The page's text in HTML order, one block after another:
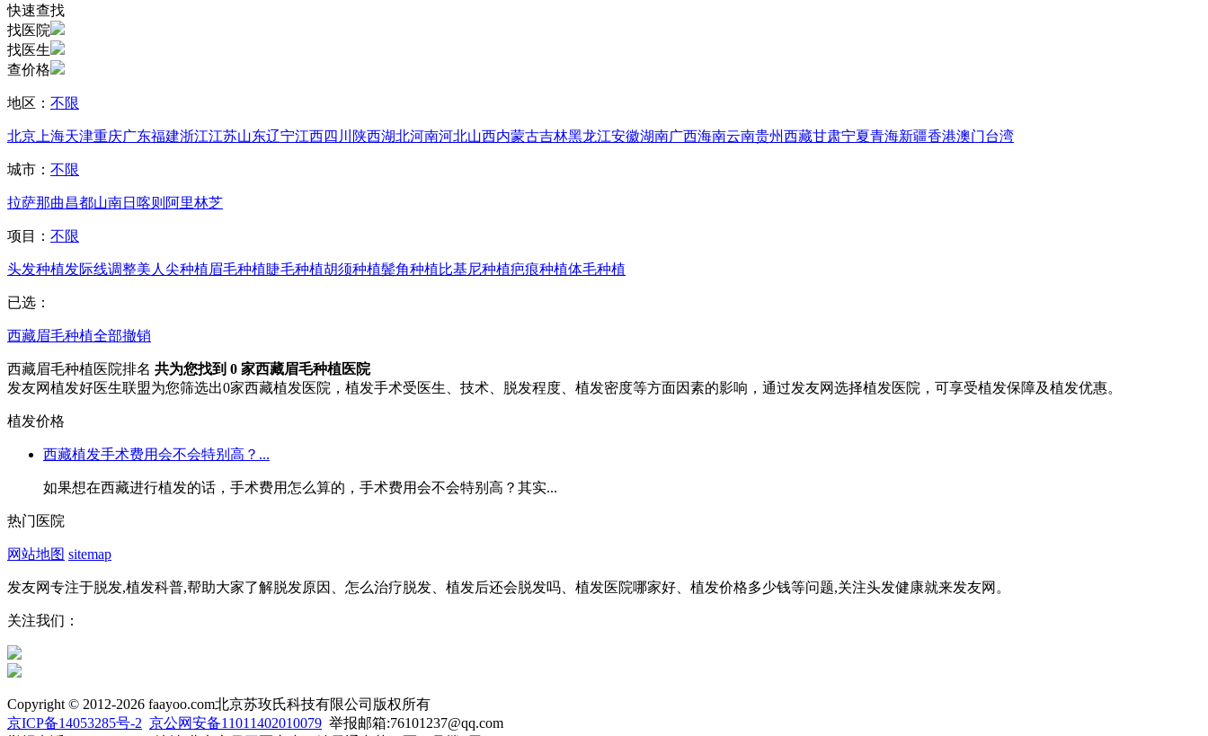
快速查找
找医院
找医生
查价格
地区： 不限
北京 上海天津重庆广东福建浙江江苏山东辽宁江西四川 陕西湖北河南河北山西内蒙古吉林黑龙江安徽湖南广西海南云南贵州西藏甘肃宁夏青海新疆香港澳门台湾
城市： 不限
拉萨那曲 昌都山南日喀则 阿里林芝
项目： 不限
头发种植发际线调整美人尖种植眉毛种植睫毛种植胡须种植鬓角种植比基尼种植疤痕种植体毛种植
已选：
西藏眉毛种植全部撤销
西藏眉毛种植医院排名 共为您找到 0 家西藏眉毛种植医院
发友网植发好医生联盟为您筛选出0家西藏植发医院，植发手术受医生、技术、脱发程度、植发密度等方面因素的影响，通过发友网选择植发医院，可享受植发保障及植发优惠。
植发价格
西藏植发手术费用会不会特别高？...
如果想在西藏进行植发的话，手术费用怎么算的，手术费用会不会特别高？其实...
热门医院
网站地图 sitemap
发友网专注于脱发,植发科普,帮助大家了解脱发原因、怎么治疗脱发、植发后还会脱发吗、植发医院哪家好、植发价格多少钱等问题,关注头发健康就来发友网。
关注我们：
Copyright © 2012-2026 faayoo.com北京苏玫氏科技有限公司版权所有
京ICP备14053285号-2 京公网安备11011402010079 举报邮箱:76101237@qq.com